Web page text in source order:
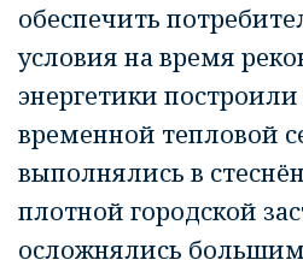
обеспечить
условия на время
энергетики
временной тепловой
выполнялись в
плотной городской
осложнялись